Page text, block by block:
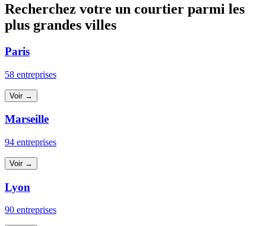
Recherchez votre un courtier parmi les
plus grandes villes
Paris
58 entreprises
Voir →
Marseille
94 entreprises
Voir →
Lyon
90 entreprises